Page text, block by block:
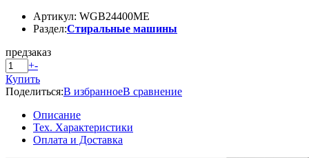
Артикул: WGB24400ME
Раздел:Стиральные машины
предзаказ
+-
Купить
Поделиться:В избранноеВ сравнение
Описание
Тех. Характеристики
Оплата и Доставка